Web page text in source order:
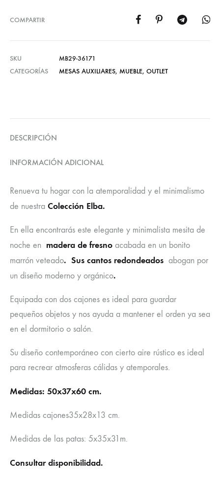
COMPARTIR
SKU
MB29-36171
CATEGORÍAS
MESAS AUXILIARES, MUEBLE, OUTLET
DESCRIPCIÓN
INFORMACIÓN ADICIONAL
Renueva tu hogar con la atemporalidad y el minimalismo
de nuestra Colección Elba.
En ella encontrarás este elegante y minimalista mesita de
noche en madera de fresno acabada en un bonito
marrón veteado. Sus cantos redondeados abogan por
un diseño moderno y orgánico.
Equipada con dos cajones es ideal para guardar
pequeños objetos y nos ayuda a mantener el orden ya sea
en el dormitorio o salón.
Su diseño contemporáneo con cierto aire rústico es ideal
para recrear atmosferas cálidas y atemporales.
Medidas: 50x37x60 cm.
Medidas cajones35x28x13 cm.
Medidas de las patas: 5x35x31m.
Consultar disponibilidad.